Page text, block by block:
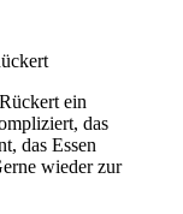
ein
das
das Essen
wieder zur